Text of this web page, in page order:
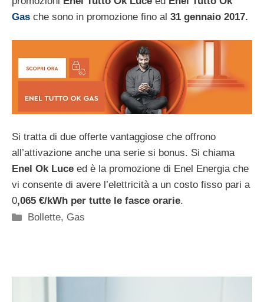
Gas che sono in promozione fino al 31 gennaio 2017.
Si tratta di due offerte vantaggiose che offrono
all’attivazione anche una serie si bonus. Si chiama
Enel Ok Luce ed è la promozione di Enel Energia che
vi consente di avere l’elettricità a un costo fisso pari a
0,065 €/kWh per tutte le fasce orarie.
Categorie
Bollette, Gas